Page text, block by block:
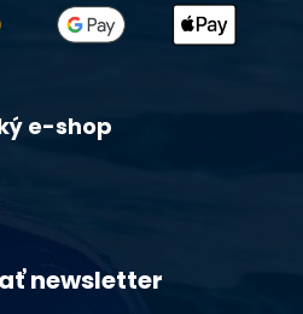
e-shop
newsletter